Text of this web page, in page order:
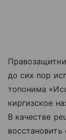
до сих пор
топонима
киргизское
В качестве
восстановить